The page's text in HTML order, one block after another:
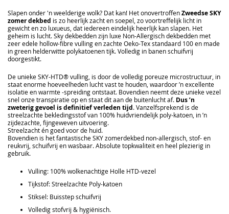
Slapen onder 'n weelderige wolk? Dat kan! Het onovertroffenZweedse SKY
zomer dekbed is zo heerlijk zacht en soepel, zo voortreffelijk licht in
gewicht en zo luxueus, dat iedereen eindelijk heerlijk kan slapen. Het
geheim is lucht. Sky dekbedden zijn luxe Non-Allergisch dekbedden met
zeer edele hollow-fibre vulling en zachte Oeko-Tex standaard 100 en made
in green helderwitte polykatoenen tijk. Volledig in banen schuifvrij
doorgestikt.
De unieke SKY-HTD® vulling, is door de volledig poreuze microstructuur, in
staat enorme hoeveelheden lucht vast te houden, waardoor ’n excellente
isolatie en warmte -spreiding ontstaat. Bovendien neemt deze unieke vezel
snel onze transpiratie op en staat dit aan de buitenlucht af. Dus ’n
zweterig gevoel is definitief verleden tijd. Vanzelfsprekend is de
streelzachte bekledingsstof van 100% huidvriendelijk poly-katoen, in ’n
zijdezachte, fijngeweven uitvoering.
Streelzacht én goed voor de huid.
Bovendien is het fantastische SKY zomerdekbed non-allergisch, stof- en
reukvrij, schuifvrij en wasbaar. Absolute topkwaliteit en heel plezierig in
gebruik.
Vulling: 100% wolkenachtige Holle HTD-vezel
Tijkstof: Streelzachte Poly-katoen
Stiksel: Buisstep schuifvrij
Volledig stofvrij & hygiënisch.